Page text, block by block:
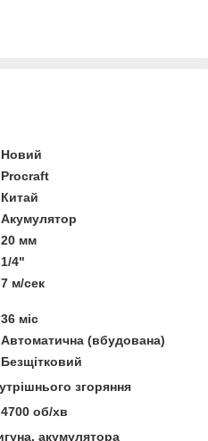
Новий
Procraft
Китай
Акумулятор
20 мм
1/4"
7 м/сек
36 міс
Автоматична (вбудована)
Безщітковий
згоряння
4700 об/хв
акумулятора